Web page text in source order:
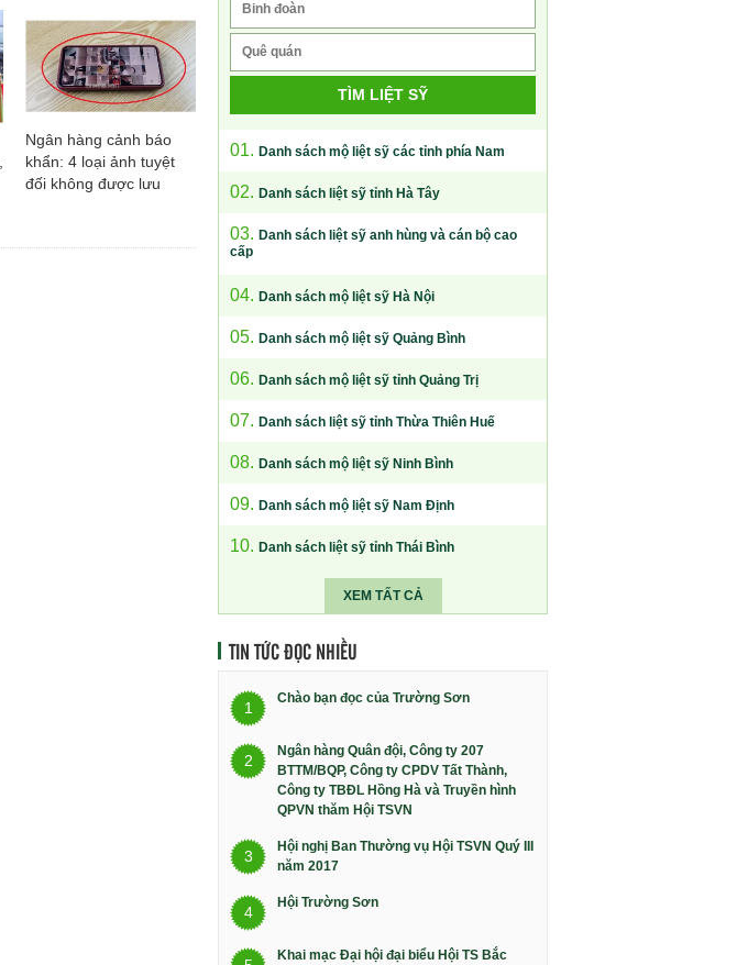
Ngân hàng cảnh báo
khẩn: 4 loại ảnh tuyệt
đối không được lưu
TÌM LIỆT SỸ
01. Danh sách mộ liệt sỹ các tỉnh phía Nam
02. Danh sách liệt sỹ tỉnh Hà Tây
03. Danh sách liệt sỹ anh hùng và cán bộ cao
cấp
04. Danh sách mộ liệt sỹ Hà Nội
05. Danh sách mộ liệt sỹ Quảng Bình
06. Danh sách mộ liệt sỹ tỉnh Quảng Trị
07. Danh sách liệt sỹ tỉnh Thừa Thiên Huế
08. Danh sách mộ liệt sỹ Ninh Bình
09. Danh sách mộ liệt sỹ Nam Định
10. Danh sách liệt sỹ tỉnh Thái Bình
XEM TẤT CẢ
TIN TỨC ĐỌC NHIỀU
1
Chào bạn đọc của Trường Sơn
2
Ngân hàng Quân đội, Công ty 207
BTTM/BQP, Công ty CPDV Tất Thành,
Công ty TBĐL Hồng Hà và Truyền hình
QPVN thăm Hội TSVN
3
Hội nghị Ban Thường vụ Hội TSVN Quý III
năm 2017
4
Hội Trường Sơn
Khai mạc Đại hội đại biểu Hội TS Bắc